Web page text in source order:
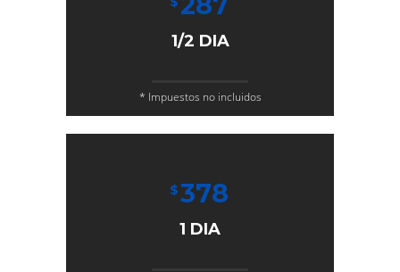
1/2 DIA
* Impuestos no incluidos
$378
1 DIA